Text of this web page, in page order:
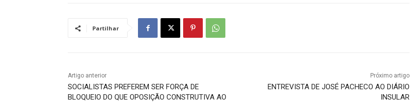
Partilhar
Artigo anterior
SOCIALISTAS PREFEREM SER FORÇA DE
BLOQUEIO DO QUE OPOSIÇÃO CONSTRUTIVA AO
Próximo artigo
ENTREVISTA DE JOSÉ PACHECO AO DIÁRIO
INSULAR